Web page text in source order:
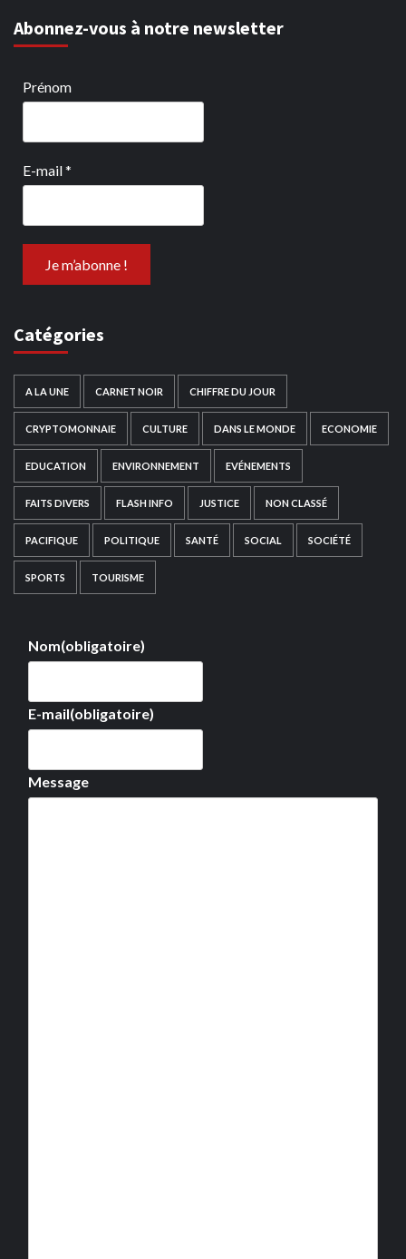
Abonnez-vous à notre newsletter
Prénom
E-mail*
Catégories
A LA UNE CARNET NOIR CHIFFRE DU JOUR
CRYPTOMONNAIE CULTURE DANS LE MONDE ECONOMIE
EDUCATION ENVIRONNEMENT EVÉNEMENTS
FAITS DIVERS FLASH INFO JUSTICE NON CLASSÉ
PACIFIQUE POLITIQUE SANTÉ SOCIAL SOCIÉTÉ
SPORTS TOURISME
Nom(obligatoire)
E-mail(obligatoire)
Message